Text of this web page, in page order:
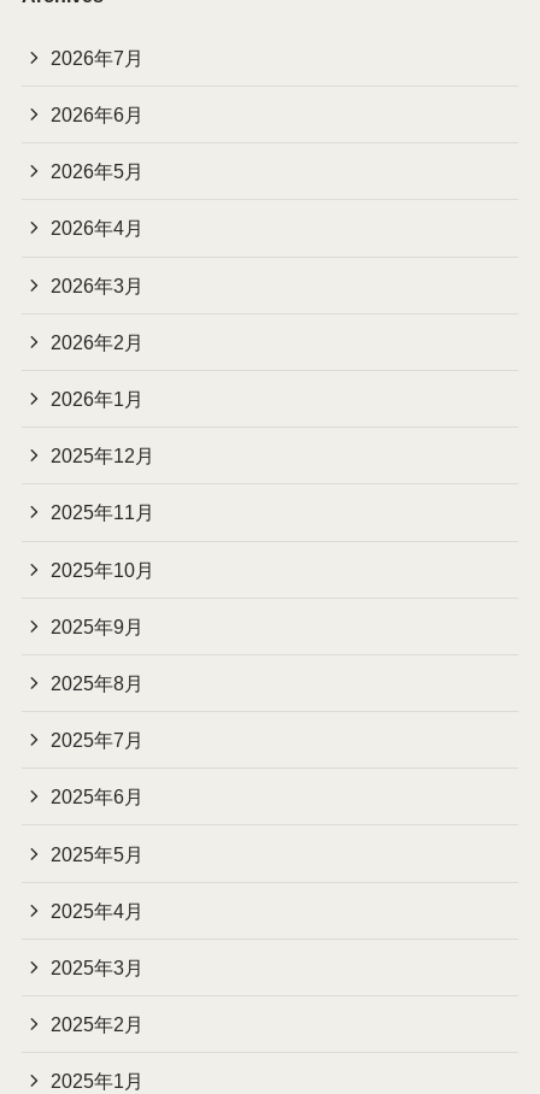
2026年7月
2026年6月
2026年5月
2026年4月
2026年3月
2026年2月
2026年1月
2025年12月
2025年11月
2025年10月
2025年9月
2025年8月
2025年7月
2025年6月
2025年5月
2025年4月
2025年3月
2025年2月
2025年1月